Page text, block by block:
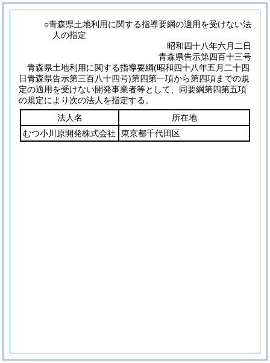
○青森県土地利用に関する指導要綱の適用を受けない法
人の指定
昭和四十八年六月二日
青森県告示第四百十三号
青森県土地利用に関する指導要綱(昭和四十八年五月二十四
日青森県告示第三百八十四号)第四第一項から第四項までの規
定の適用を受けない開発事業者等として、同要綱第四第五項
の規定により次の法人を指定する。
法人名
所在地
むつ小川原開発株式会社
東京都千代田区